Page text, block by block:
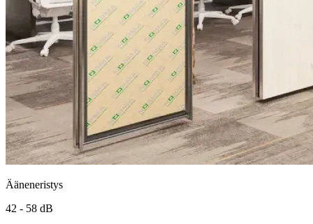
Ääneneristys
42 - 58 dB